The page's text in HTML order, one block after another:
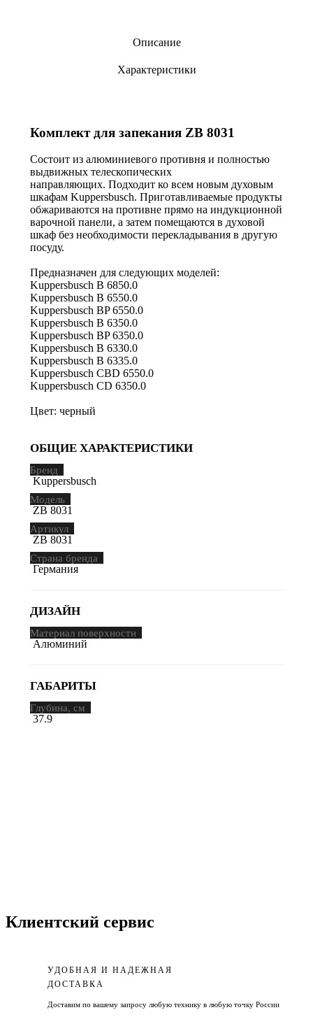
Описание
Характеристики
Комплект для запекания ZB 8031
Состоит из алюминиевого противня и полностью
выдвижных телескопических
направляющих. Подходит ко всем новым духовым
шкафам Kuppersbusch. Приготавливаемые продукты
обжариваются на противне прямо на индукционной
варочной панели, а затем помещаются в духовой
шкаф без необходимости перекладывания в другую
посуду.
Предназначен для следующих моделей:
Kuppersbusch B 6850.0
Kuppersbusch B 6550.0
Kuppersbusch BP 6550.0
Kuppersbusch B 6350.0
Kuppersbusch BP 6350.0
Kuppersbusch B 6330.0
Kuppersbusch B 6335.0
Kuppersbusch CBD 6550.0
Kuppersbusch CD 6350.0
Цвет: черный
ОБЩИЕ ХАРАКТЕРИСТИКИ
Бренд
Kuppersbusch
Модель
ZB 8031
Артикул
ZB 8031
Страна бренда
Германия
ДИЗАЙН
Материал поверхности
Алюминий
ГАБАРИТЫ
Глубина, см
37.9
Клиентский сервис
УДОБНАЯ И НАДЕЖНАЯ
ДОСТАВКА
Доставим по вашему запросу любую технику в любую точку России